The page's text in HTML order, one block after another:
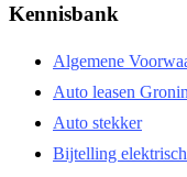
Kennisbank
Algemene
Auto leasen
Auto stekker
Bijtelling